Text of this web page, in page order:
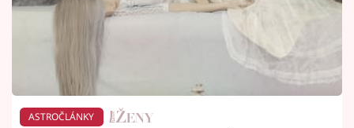
ASTROČLÁNKY